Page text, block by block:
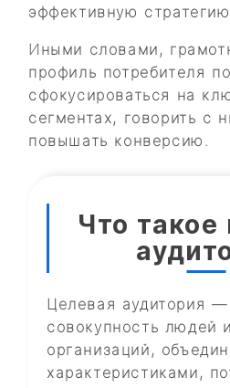
эффективную
Иными словами,
профиль потребителя
сфокусироваться на
сегментах, говорить с
повышать конверсию.
Что такое
Целевая аудитория —
совокупность людей
организаций,
характеристиками,